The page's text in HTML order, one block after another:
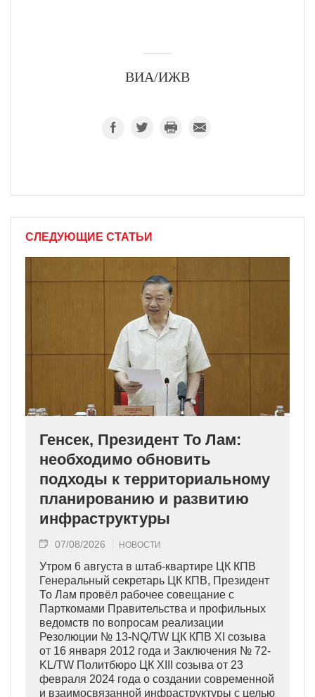
ВИА/ИЖВ
СЛЕДУЮЩИЕ СТАТЬИ
Генсек, Президент То Лам:
необходимо обновить
подходы к территориальному
планированию и развитию
инфраструктуры
07/08/2026 НОВОСТИ
Утром 6 августа в штаб-квартире ЦК КПВ
Генеральный секретарь ЦК КПВ, Президент
То Лам провёл рабочее совещание с
Парткомами Правительства и профильных
ведомств по вопросам реализации
Резолюции № 13-NQ/TW ЦК КПВ XI созыва
от 16 января 2012 года и Заключения № 72-
KL/TW Политбюро ЦК XIII созыва от 23
февраля 2024 года о создании современной
и взаимосвязанной инфраструктуры с целью